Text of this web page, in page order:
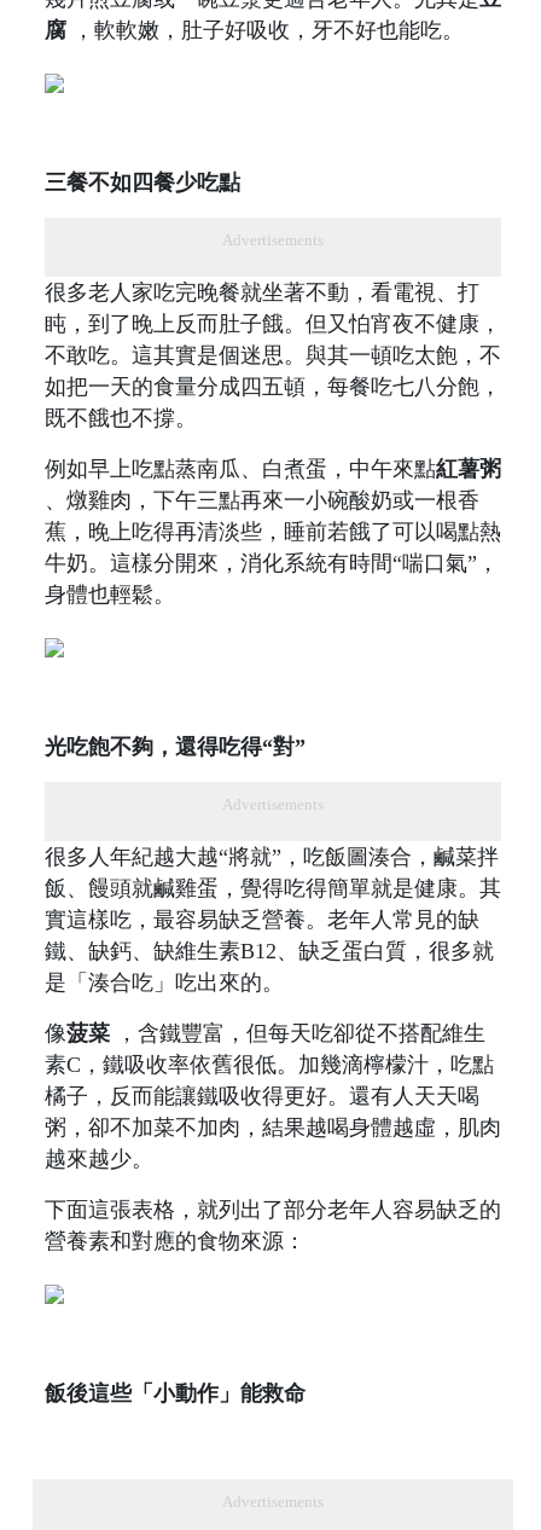
腐 ，軟軟嫩，肚子好吸收，牙不好也能吃。
三餐不如四餐少吃點
Advertisements
很多老人家吃完晚餐就坐著不動，看電視、打
盹，到了晚上反而肚子餓。但又怕宵夜不健康，
不敢吃。這其實是個迷思。與其一頓吃太飽，不
如把一天的食量分成四五頓，每餐吃七八分飽，
既不餓也不撐。
例如早上吃點蒸南瓜、白煮蛋，中午來點紅薯粥
、燉雞肉，下午三點再來一小碗酸奶或一根香
蕉，晚上吃得再清淡些，睡前若餓了可以喝點熱
牛奶。這樣分開來，消化系統有時間“喘口氣”，
身體也輕鬆。
光吃飽不夠，還得吃得“對”
Advertisements
很多人年紀越大越“將就”，吃飯圖湊合，鹹菜拌
飯、饅頭就鹹雞蛋，覺得吃得簡單就是健康。其
實這樣吃，最容易缺乏營養。老年人常見的缺
鐵、缺鈣、缺維生素B12、缺乏蛋白質，很多就
是「湊合吃」吃出來的。
像菠菜 ，含鐵豐富，但每天吃卻從不搭配維生
素C，鐵吸收率依舊很低。加幾滴檸檬汁，吃點
橘子，反而能讓鐵吸收得更好。還有人天天喝
粥，卻不加菜不加肉，結果越喝身體越虛，肌肉
越來越少。
下面這張表格，就列出了部分老年人容易缺乏的
營養素和對應的食物來源：
飯後這些「小動作」能救命
Advertisements